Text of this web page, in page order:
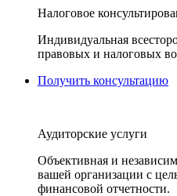
Налоговое
Индивидуальная
правовых и налоговых
Получить консультацию
Аудиторские услуги
Объективная и
вашей организации с
финансовой отчетности.